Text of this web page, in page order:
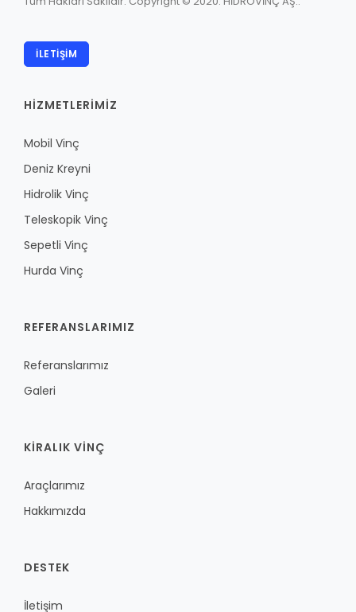
İLETIŞIM
HİZMETLERİMİZ
Mobil Vinç
Deniz Kreyni
Hidrolik Vinç
Teleskopik Vinç
Sepetli Vinç
Hurda Vinç
REFERANSLARIMIZ
Referanslarımız
Galeri
KİRALIK VİNÇ
Araçlarımız
Hakkımızda
DESTEK
İletişim